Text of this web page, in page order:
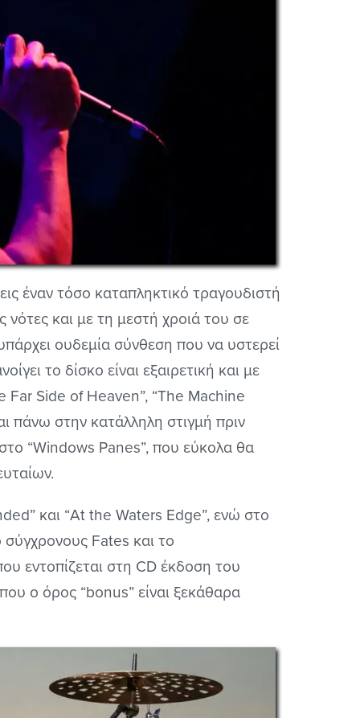
έναν τόσο καταπληκτικό τραγουδιστή
και με τη μεστή χροιά του σε
ουδεμία σύνθεση που να υστερεί
το δίσκο είναι εξαιρετική και με
Far Side of Heaven”, “The Machine
πάνω στην κατάλληλη στιγμή πριν
“Windows Panes”, που εύκολα θα
και “At the Waters Edge”, ενώ στο
Fates και το
εντοπίζεται στη CD έκδοση του
ο όρος “bonus” είναι ξεκάθαρα